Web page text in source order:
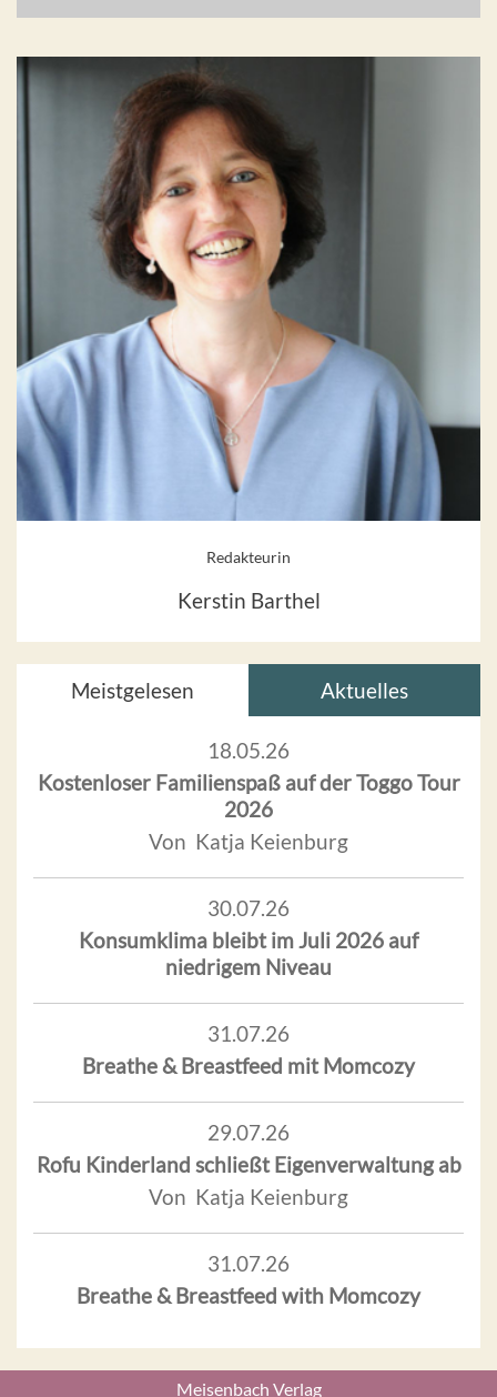
Redakteurin
Kerstin Barthel
Meistgelesen Aktuelles
18.05.26
Kostenloser Familienspaß auf der Toggo Tour
2026
Von Katja Keienburg
30.07.26
Konsumklima bleibt im Juli 2026 auf
niedrigem Niveau
31.07.26
Breathe & Breastfeed mit Momcozy
29.07.26
Rofu Kinderland schließt Eigenverwaltung ab
Von Katja Keienburg
31.07.26
Breathe & Breastfeed with Momcozy
Meisenbach Verlag